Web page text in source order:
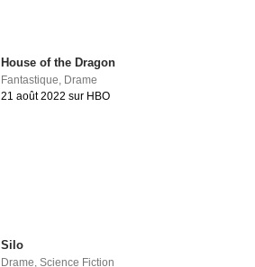
House of the Dragon
Fantastique, Drame
21 août 2022 sur HBO
Silo
Drame,Science Fiction